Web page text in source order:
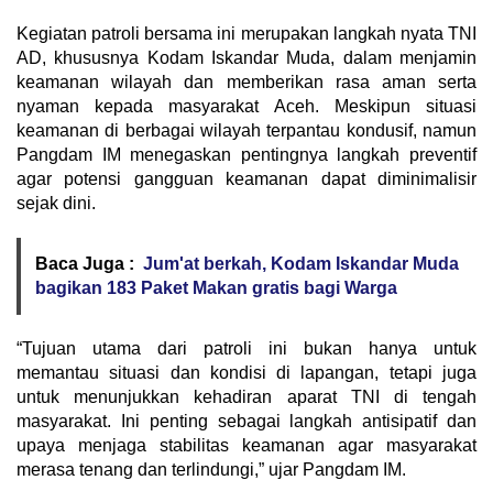
Kegiatan patroli bersama ini merupakan langkah nyata TNI
AD, khususnya Kodam Iskandar Muda, dalam menjamin
keamanan wilayah dan memberikan rasa aman serta
nyaman kepada masyarakat Aceh. Meskipun situasi
keamanan di berbagai wilayah terpantau kondusif, namun
Pangdam IM menegaskan pentingnya langkah preventif
agar potensi gangguan keamanan dapat diminimalisir
sejak dini.
Baca Juga : Jum'at berkah, Kodam Iskandar Muda
bagikan 183 Paket Makan gratis bagi Warga
“Tujuan utama dari patroli ini bukan hanya untuk
memantau situasi dan kondisi di lapangan, tetapi juga
untuk menunjukkan kehadiran aparat TNI di tengah
masyarakat. Ini penting sebagai langkah antisipatif dan
upaya menjaga stabilitas keamanan agar masyarakat
merasa tenang dan terlindungi,” ujar Pangdam IM.